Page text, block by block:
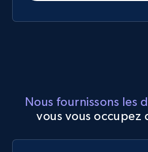
Nous fournissons les
vous vous occupez